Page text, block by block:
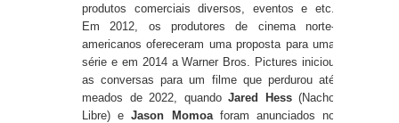
produtos comerciais diversos, eventos e etc.
Em 2012, os produtores de cinema norte-
americanos ofereceram uma proposta para uma
série e em 2014 a Warner Bros. Pictures iniciou
as conversas para um filme que perdurou até
meados de 2022, quando Jared Hess(Nacho
Libre) eJason Momoaforam anunciados no